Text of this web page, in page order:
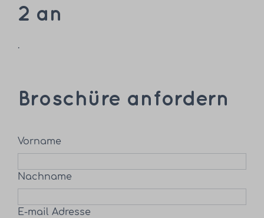
2 an
.
Broschüre anfordern
Vorname
Nachname
E-mail Adresse